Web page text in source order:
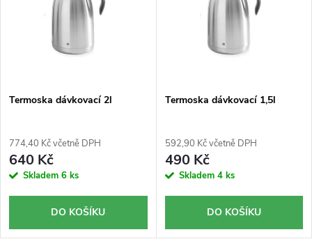
o
u
k
t
ů
r
d
u
k
t
Termoska dávkovací 2l
774,40 Kč včetně DPH
640 Kč
Skladem 6 ks
DO KOŠÍKU
Termoska dávkovací 1,5l
592,90 Kč včetně DPH
490 Kč
Skladem 4 ks
DO KOŠÍKU